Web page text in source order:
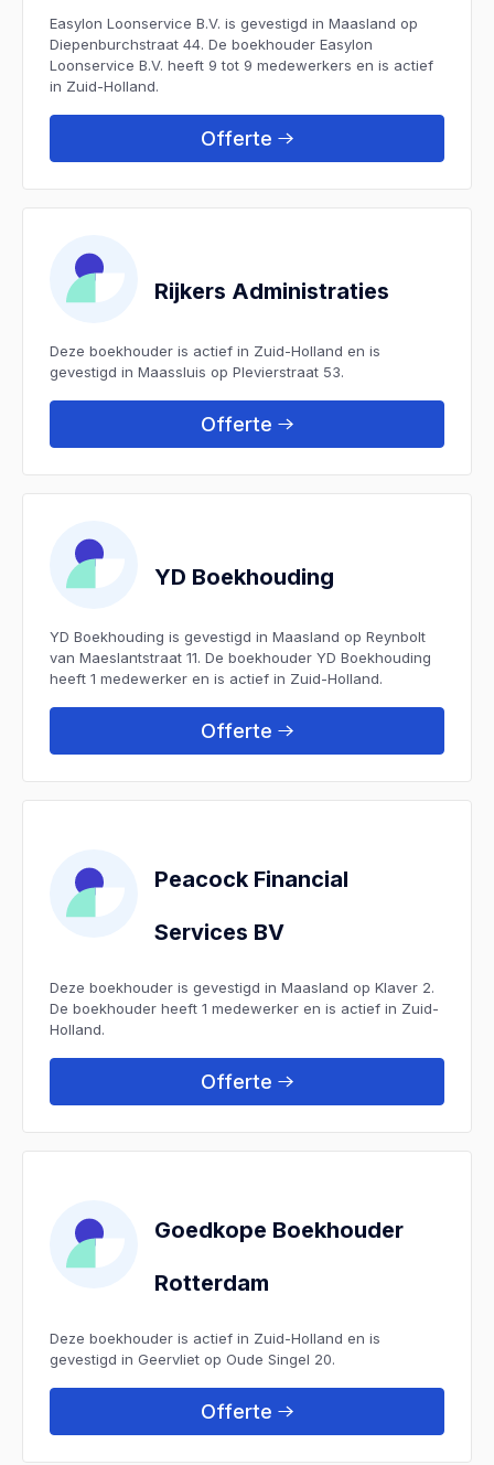
Easylon Loonservice B.V. is gevestigd in Maasland op
Diepenburchstraat 44. De boekhouder Easylon
Loonservice B.V. heeft 9 tot 9 medewerkers en is actief
in Zuid-Holland.
Offerte
Rijkers Administraties
Deze boekhouder is actief in Zuid-Holland en is
gevestigd in Maassluis op Plevierstraat 53.
Offerte
YD Boekhouding
YD Boekhouding is gevestigd in Maasland op Reynbolt
van Maeslantstraat 11. De boekhouder YD Boekhouding
heeft 1 medewerker en is actief in Zuid-Holland.
Offerte
Peacock Financial
Services BV
Deze boekhouder is gevestigd in Maasland op Klaver 2.
De boekhouder heeft 1 medewerker en is actief in Zuid-
Holland.
Offerte
Goedkope Boekhouder
Rotterdam
Deze boekhouder is actief in Zuid-Holland en is
gevestigd in Geervliet op Oude Singel 20.
Offerte